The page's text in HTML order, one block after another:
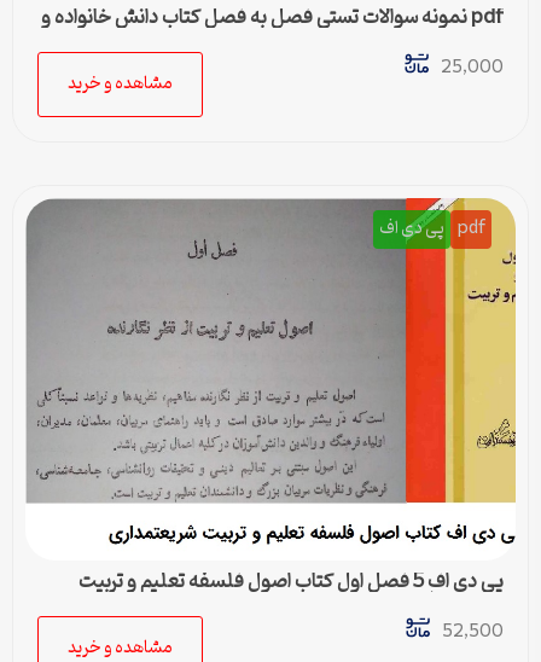
pdf نمونه سوالات تستی فصل به فصل کتاب دانش خانواده و
جمعیت
25,000
مشاهده و خرید
pdf پی دی اف
پی دی اف 5 فصل اول کتاب اصول فلسفه تعلیم و تربیت
شریعتمداری
52,500
مشاهده و خرید